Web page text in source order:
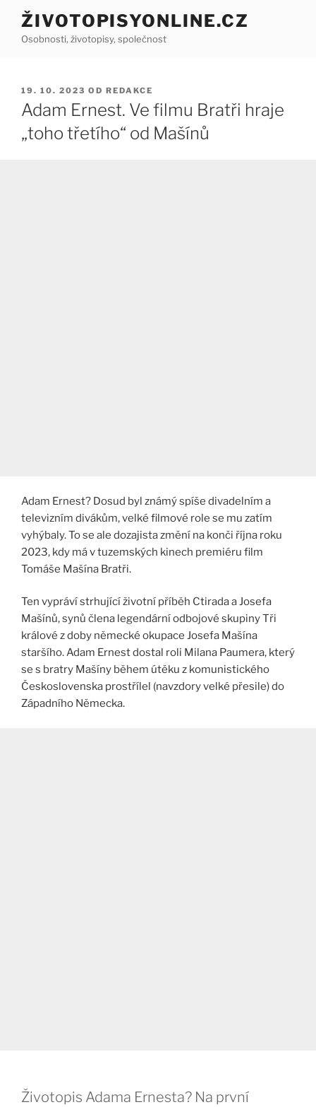
Přejít
obsahu
ŽIVOTOPISYONLINE.CZ
Osobnosti, životopisy, společnost
PUBLIKOVÁNO
19. 10. 2023 OD REDAKCE
Adam Ernest. Ve filmu Bratři hraje
„toho třetího“ od Mašínů
Adam Ernest? Dosud byl známý spíše divadelním a
televizním divákům, velké filmové role se mu zatím
vyhýbaly. To se ale dozajista změní na konči října roku
2023, kdy má v tuzemských kinech premiéru film
Tomáše Mašína Bratři.
Ten vypráví strhující životní příběh Ctirada a Josefa
Mašínů, synů člena legendární odbojové skupiny Tři
králové z doby německé okupace Josefa Mašína
staršího. Adam Ernest dostal roli Milana Paumera, který
se s bratry Mašíny během útěku z komunistického
Československa prostřílel (navzdory velké přesile) do
Západního Německa.
Životopis Adama Ernesta? Na první